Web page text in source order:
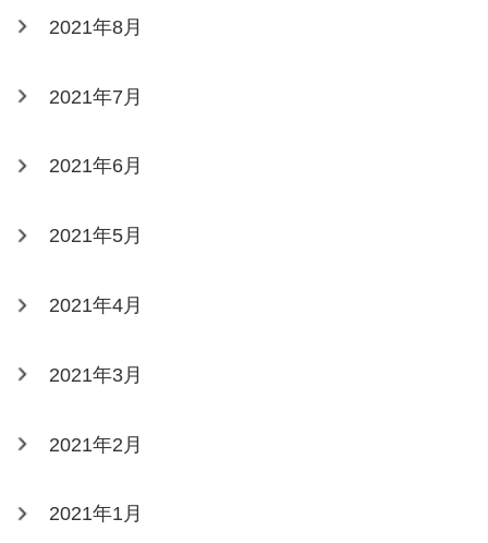
2021年8月
2021年7月
2021年6月
2021年5月
2021年4月
2021年3月
2021年2月
2021年1月